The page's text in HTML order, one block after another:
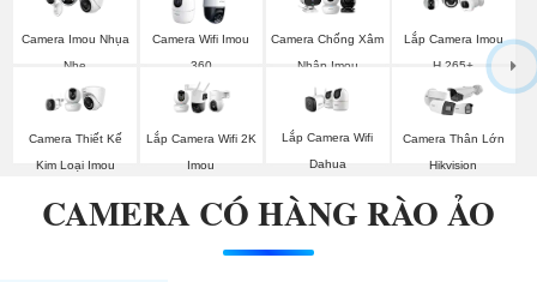
Camera Imou Nhụa
Nhẹ
Camera Wifi Imou
360
Camera Chống Xâm
Nhập Imou
Lắp Camera Imou
H.265+
Camera Thiết Kế
Kim Loại Imou
Lắp Camera Wifi 2K
Imou
Lắp Camera Wifi
Dahua
Camera Thân Lớn
Hikvision
CAMERA CÓ HÀNG RÀO ẢO